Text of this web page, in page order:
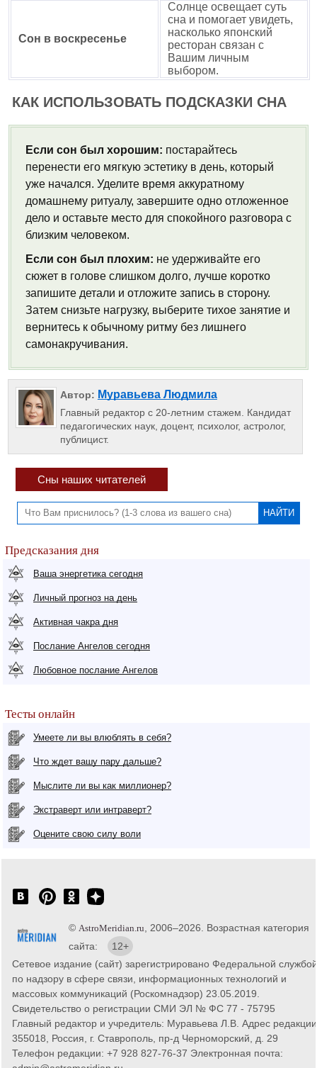
Сон в воскресенье
Солнце освещает суть
сна и помогает увидеть,
насколько японский
ресторан связан с
Вашим личным
выбором.
КАК ИСПОЛЬЗОВАТЬ ПОДСКАЗКИ СНА
Если сон был хорошим: постарайтесь
перенести его мягкую эстетику в день, который
уже начался. Уделите время аккуратному
домашнему ритуалу, завершите одно отложенное
дело и оставьте место для спокойного разговора с
близким человеком.
Если сон был плохим: не удерживайте его
сюжет в голове слишком долго, лучше коротко
запишите детали и отложите запись в сторону.
Затем снизьте нагрузку, выберите тихое занятие и
вернитесь к обычному ритму без лишнего
самонакручивания.
Автор: Муравьева Людмила
Главный редактор с 20-летним стажем. Кандидат
педагогических наук, доцент, психолог, астролог,
публицист.
Сны наших читателей
Предсказания дня
Ваша энергетика сегодня
Личный прогноз на день
Активная чакра дня
Послание Ангелов сегодня
Любовное послание Ангелов
Тесты онлайн
Умеете ли вы влюблять в себя?
Что ждет вашу пару дальше?
Мыслите ли вы как миллионер?
Экстраверт или интраверт?
Оцените свою силу воли
© AstroMeridian.ru , 2006–2026. Возрастная категория
сайта:
12+
Сетевое издание (сайт) зарегистрировано Федеральной службой
по надзору в сфере связи, информационных технологий и
массовых коммуникаций (Роскомнадзор) 23.05.2019.
Свидетельство о регистрации СМИ ЭЛ № ФС 77 - 75795
Главный редактор и учредитель: Муравьева Л.В. Адрес
355018, Россия, г. Ставрополь, пр-д Черноморский, д. 29
Телефон редакции: +7 928 827-76-37 Электронная почта: